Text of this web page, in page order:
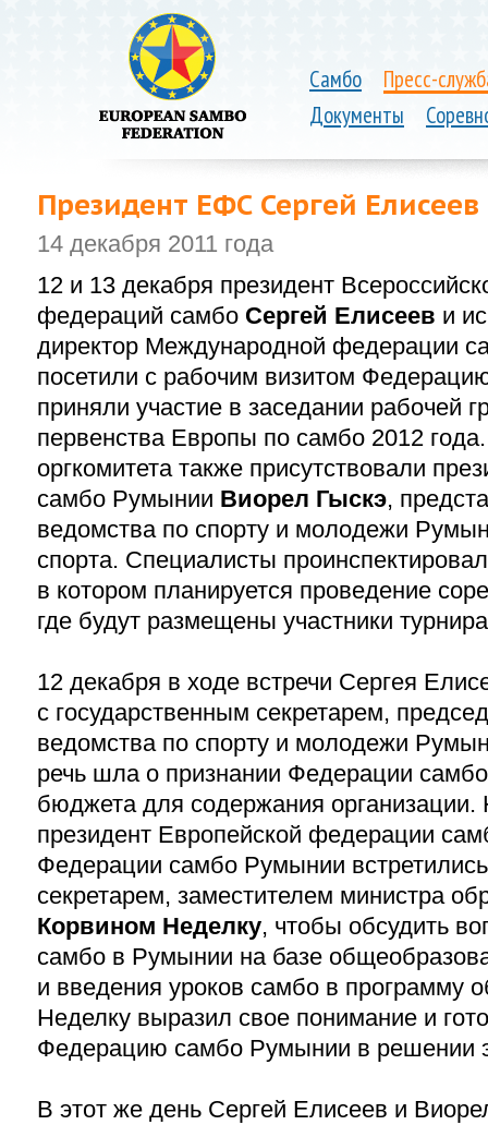
Самбо
Пресс-
Документы
Президент ЕФС Сергей
14 декабря 2011 года
12 и 13 декабря президент
федераций самбо Сергей Елисеев и
директор Международной федерации
посетили с рабочим визитом
приняли участие в заседании рабочей
первенства Европы по самбо 2012
оргкомитета также присутствовали
самбо Румынии Виорел Гыскэ,
ведомства по спорту и молодежи
спорта. Специалисты
в котором планируется проведение
где будут размещены участники
12 декабря в ходе встречи Сергея
с государственным секретарем,
ведомства по спорту и молодежи
речь шла о признании Федерации
бюджета для содержания
президент Европейской федерации
Федерации самбо Румынии
секретарем, заместителем министра
Корвином Неделку, чтобы обсудить
самбо в Румынии на базе
и введения уроков самбо в программу
Неделку выразил свое понимание и
Федерацию самбо Румынии в решении
В этот же день Сергей Елисеев и